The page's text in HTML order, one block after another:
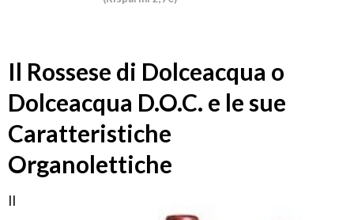
Il Rossese di Dolceacqua o
Dolceacqua D.O.C. e le sue
Caratteristiche
Organolettiche
Il